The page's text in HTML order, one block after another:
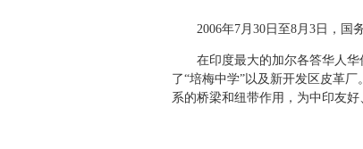
2006年7月30日至8月3日，国务
在印度最大的加尔各答华人华侨
了“培梅中学”以及新开发区皮革
系的桥梁和纽带作用，为中印友